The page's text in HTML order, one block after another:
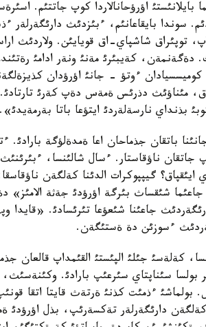
بايلانئستئ اؤرؤحانالاردا كوپ جاتتئم.
سوندا بايقاعانئم، ءبئزدئث
توپئراق شاشپاي-اق قويايئن. ولاردئث
كةيبئرئ مةنئ ونةر ادامئ
كوميسسيادان ءوتؤ - جانئ اؤرؤدان
مئناؤئث دذرئس ةمةس دةپ كةرئ تارتادئ.
بذنداي نارسةلةردئ ايتؤعا باتا بةرمةيدئ».
باتقان جذماحان اعا ةمدةلؤگة بارادئ.
جاتقان ناؤقاستار. ءسال شالئنسا،
ايئقپاق؟ گيپپوكرات الدئنا كةلگةن
شئقساث بئرگة اؤرؤدئ جةثة الامئز»
جاعئنا شئعؤعا تئرئسادئ.
ءسوزئن دة ةستئگةن.
كةلةسئ جئلئ الپئستئ القئمداپ
بولسا سئناپتاي سئرعئپ بارادئ.
ءذمئت كذنئ ةرتةث قايتا اتقا
كةلگةن دارئگةرلةر تةكسةرئپ، بذل